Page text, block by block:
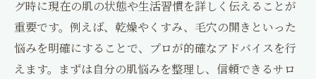
グ時に現在の肌の状態や生活習慣を詳しく伝えることが
重要です。例えば、乾燥やくすみ、毛穴の開きといった
悩みを明確にすることで、プロが的確なアドバイスを行
えます。まずは自分の肌悩みを整理し、信頼できるサロ